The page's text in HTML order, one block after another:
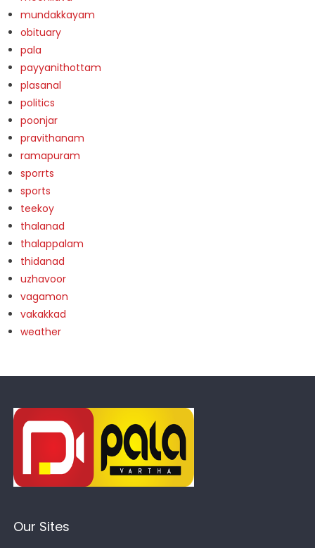
mundakkayam
obituary
pala
payyanithottam
plasanal
politics
poonjar
pravithanam
ramapuram
sporrts
sports
teekoy
thalanad
thalappalam
thidanad
uzhavoor
vagamon
vakakkad
weather
Our Sites